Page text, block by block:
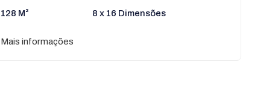
128 M² 8 x 16 Dimensões
Mais informações